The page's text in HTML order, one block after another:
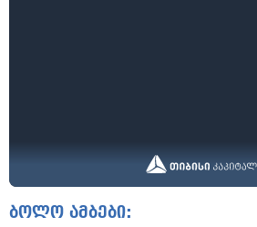
ბოლო ამბები: